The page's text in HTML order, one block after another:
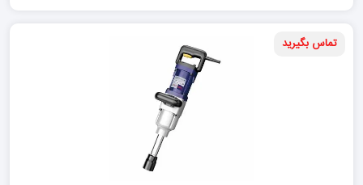
تماس بگیرید